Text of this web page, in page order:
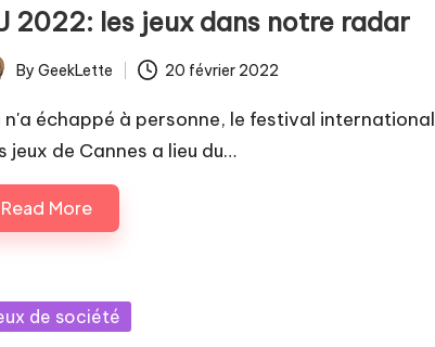
2022: les jeux dans notre radar
By GeekLette 20 février 2022
n'a échappé à personne, le festival international
jeux de Cannes a lieu du…
Read More
de société